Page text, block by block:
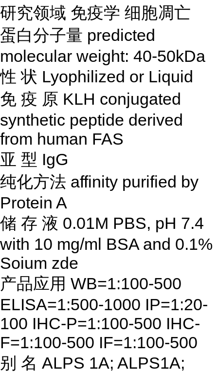
研究领域 免疫学 细胞凋亡
蛋白分子量 predicted
molecular weight: 40-50kDa
性 状 Lyophilized or Liquid
免 疫 原 KLH conjugated
synthetic peptide derived
from human FAS
亚 型 IgG
纯化方法 affinity purified by
Protein A
储 存 液 0.01M PBS, pH 7.4
with 10 mg/ml BSA and 0.1%
Soium zde
产品应用 WB=1:100-500
ELISA=1:500-1000 IP=1:20-
100 IHC-P=1:100-500 IHC-
F=1:100-500 IF=1:100-500
别 名 ALPS 1A; ALPS1A;